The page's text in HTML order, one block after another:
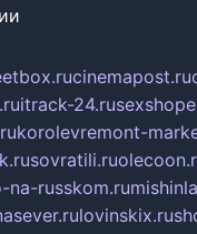
cinemapost.ru
itrack-24.ru
korolevremont-
sovratili.ru
na-russkom.ru
lovinskix.ru